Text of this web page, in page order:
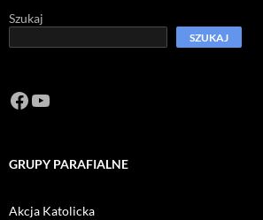
Szukaj
SZUKAJ
Facebook
https://
GRUPY PARAFIALNE
Akcja Katolicka